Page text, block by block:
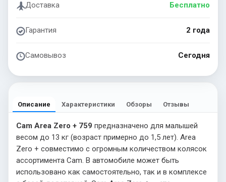
Доставка Бесплатно
Гарантия 2 года
Самовывоз Сегодня
Описание Характеристики Обзоры Отзывы
Cam Area Zero + 759 предназначено для малышей
весом до 13 кг (возраст примерно до 1,5 лет). Area
Zero + совместимo с огромным количеством колясок
ассортимента Cam. В автомобиле может быть
использовано как самостоятельно, так и в комплексе